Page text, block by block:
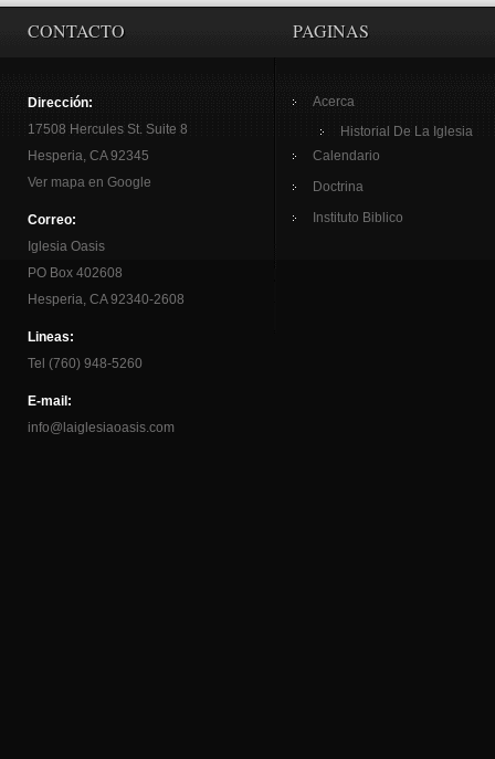
CONTACTO
Dirección:
17508 Hercules St. Suite 8
Hesperia, CA 92345
Ver mapa en Google
Correo:
Iglesia Oasis
PO Box 402608
Hesperia, CA 92340-2608
Lineas:
Tel (760) 948-5260
E-mail:
info@laiglesiaoasis.com
PAGINAS
Acerca
Historial De La Iglesia
Calendario
Doctrina
Instituto Biblico